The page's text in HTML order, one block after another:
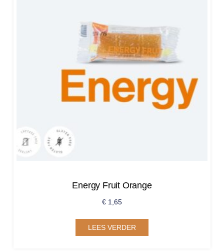
Energy Fruit Orange
€ 1,65
LEES VERDER